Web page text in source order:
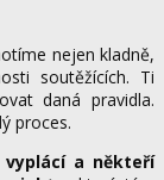
nejen kladně,
soutěžících. Ti
daná pravidla.
proces.
vyplácí a někteří